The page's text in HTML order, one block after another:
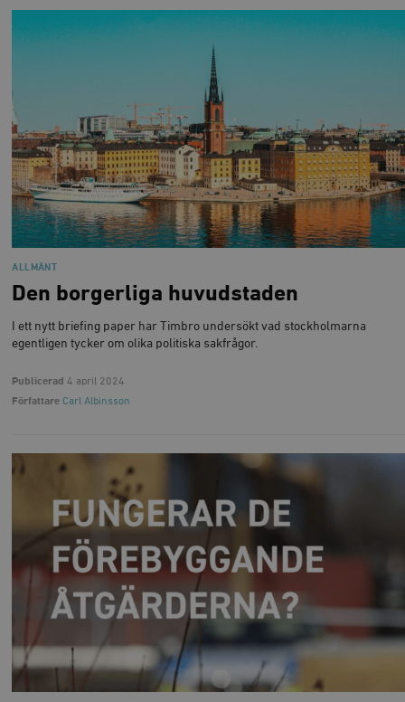
ALLMÄNT
Den borgerliga huvudstaden
I ett nytt briefing paper har Timbro undersökt vad stockholmarna
egentligen tycker om olika politiska sakfrågor.
Publicerad 4 april 2024
Författare Carl Albinsson